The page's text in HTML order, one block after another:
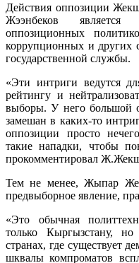
Действия оппозиции
Жээнбеков
оппозиционных
коррупционных и других
государственной службы.
«Эти интриги ведутся
рейтингу и
выборы. У него большой
замешан в каких-то
оппозиции просто
такие нападки, чтобы
прокомментировал
Тем не менее, Жыпар
предвыборное явление,
«Это обычная
только Кыргызстану,
странах, где существует
шквалы компроматов